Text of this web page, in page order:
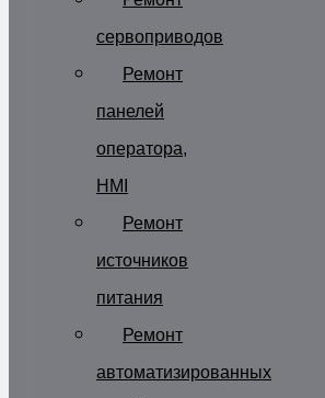
сервоприводов
Ремонт
панелей
оператора,
HMI
Ремонт
источников
питания
Ремонт
автоматизированных